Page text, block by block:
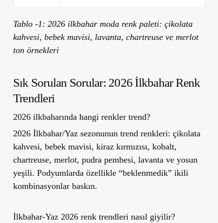
Tablo -1: 2026 ilkbahar moda renk paleti: çikolata
kahvesi, bebek mavisi, lavanta, chartreuse ve merlot
ton örnekleri
Sık Sorulan Sorular: 2026 İlkbahar Renk
Trendleri
2026 ilkbaharında hangi renkler trend?
2026 İlkbahar/Yaz sezonunun trend renkleri: çikolata
kahvesi, bebek mavisi, kiraz kırmızısı, kobalt,
chartreuse, merlot, pudra pembesi, lavanta ve yosun
yeşili. Podyumlarda özellikle “beklenmedik” ikili
kombinasyonlar baskın.
İlkbahar-Yaz 2026 renk trendleri nasıl giyilir?